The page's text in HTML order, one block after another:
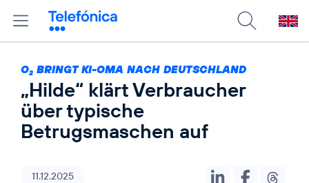
O2 BRINGT KI-OMA NACH DEUTSCHLAND
„Hilde“ klärt Verbraucher
über typische
Betrugsmaschen auf
11.12.2025